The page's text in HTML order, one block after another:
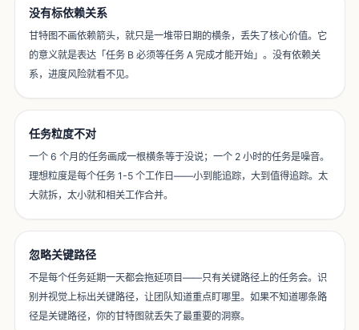
没有标依赖关系
甘特图不画依赖箭头，就只是一堆带日期的横条，丢失了核心价值。它
的意义就是表达「任务 B 必须等任务 A 完成才能开始」。没有依赖关
系，进度风险就看不见。
任务粒度不对
一个 6 个月的任务画成一根横条等于没说；一个 2 小时的任务是噪音。
理想粒度是每个任务 1-5 个工作日——小到能追踪，大到值得追踪。太
大就拆，太小就和相关工作合并。
忽略关键路径
不是每个任务延期一天都会拖延项目——只有关键路径上的任务会。识
别并视觉上标出关键路径，让团队知道重点盯哪里。如果不知道哪条路
径是关键路径，你的甘特图就丢失了最重要的洞察。